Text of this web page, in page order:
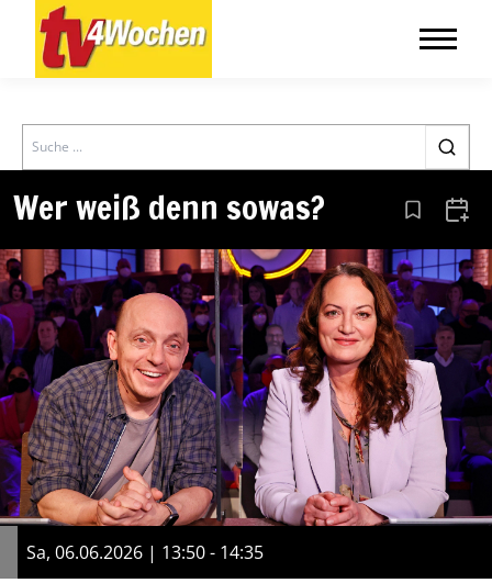
Search
Wer weiß denn sowas? Aus den
Sa, 06.06.2026 | 13:50 - 14:35